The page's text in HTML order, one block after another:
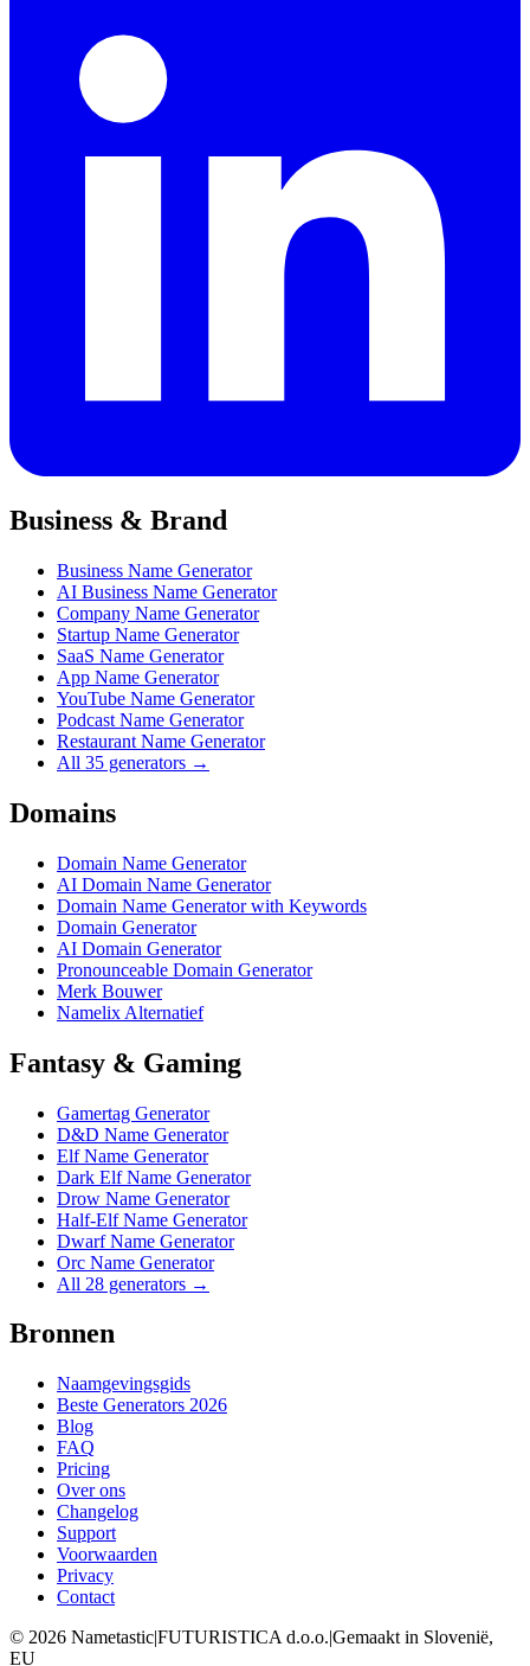
Business & Brand
Business Name Generator
AI Business Name Generator
Company Name Generator
Startup Name Generator
SaaS Name Generator
App Name Generator
YouTube Name Generator
Podcast Name Generator
Restaurant Name Generator
All 35 generators →
Domains
Domain Name Generator
AI Domain Name Generator
Domain Name Generator with Keywords
Domain Generator
AI Domain Generator
Pronounceable Domain Generator
Merk Bouwer
Namelix Alternatief
Fantasy & Gaming
Gamertag Generator
D&D Name Generator
Elf Name Generator
Dark Elf Name Generator
Drow Name Generator
Half-Elf Name Generator
Dwarf Name Generator
Orc Name Generator
All 28 generators →
Bronnen
Naamgevingsgids
Beste Generators 2026
Blog
FAQ
Pricing
Over ons
Changelog
Support
Voorwaarden
Privacy
Contact
© 2026 Nametastic|FUTURISTICA d.o.o.|Gemaakt in Slovenië,
EU